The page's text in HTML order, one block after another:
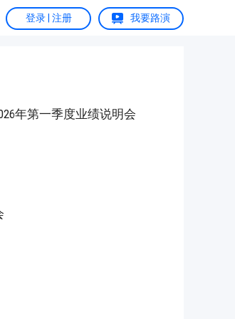
登录 | 注册 我要路演
年第一季度业绩说明会